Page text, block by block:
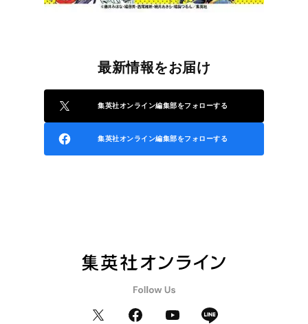
最新情報をお届け
集英社オンライン編集部をフォローする
集英社オンライン編集部をフォローする